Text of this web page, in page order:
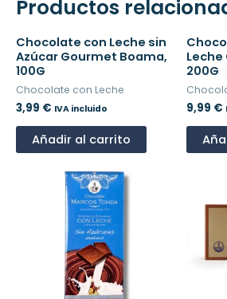
Productos
Chocolate con Leche sin
Azúcar Gourmet Boama,
100G
Chocolate con Leche
3,99 € IVA incluido
Añadir al carrito
200G
9,99 €